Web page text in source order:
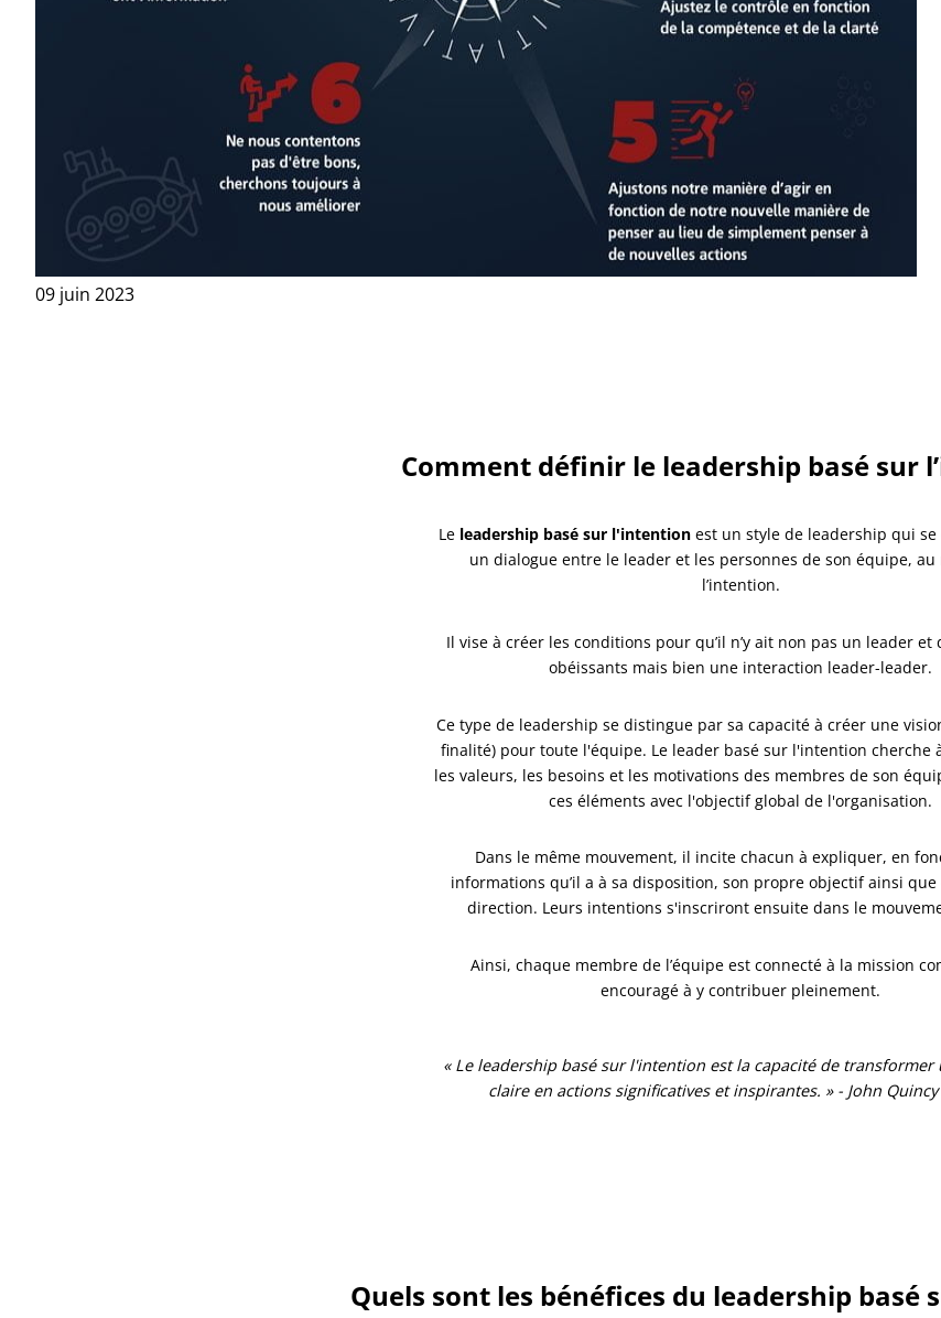
09 juin 2023
Comment définir le leadership basé sur
Le leadership basé sur l'intentionest un style de leadership qui se
un dialogue entre le leader et les personnes de son équipe, au
l’intention.
Il vise à créer les conditions pour qu’il n’y ait non pas un leader et
obéissants mais bien une interaction leader-leader.
Ce type de leadership se distingue par sa capacité à créer une
finalité) pour toute l'équipe. Le leader basé sur l'intention cherche
les valeurs, les besoins et les motivations des membres de son
ces éléments avec l'objectif global de l'organisation.
Dans le même mouvement, il incite chacun à expliquer, en
informations qu’il a à sa disposition, son propre objectif ainsi
direction. Leurs intentions s'inscriront ensuite dans le
Ainsi, chaque membre de l’équipe est connecté à la mission
encouragé à y contribuer pleinement.
« Le leadership basé sur l'intention est la capacité de
claire en actions significatives et inspirantes. » - John
Quels sont les bénéfices du leadership basé